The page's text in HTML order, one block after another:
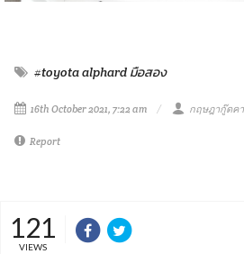
#toyota alphard มือสอง
16th October 2021, 7:22 am กฤษฎากู๊ดค
Report
121
VIEWS